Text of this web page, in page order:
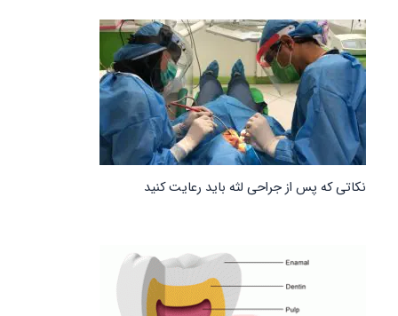
نکاتی که پس از جراحی لثه باید رعایت کنید